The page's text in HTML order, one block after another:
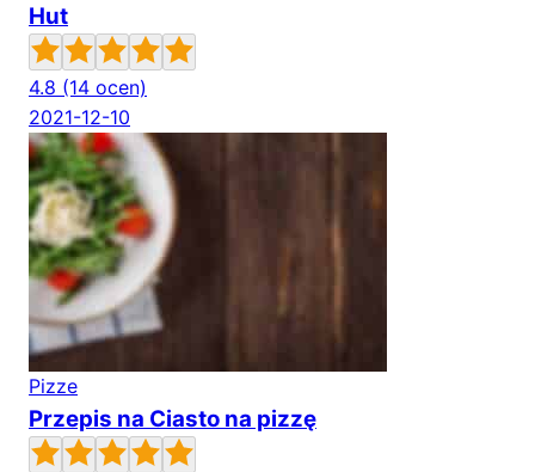
Hut
4.8 (14 ocen)
2021-12-10
Pizze
Przepis na Ciasto na pizzę